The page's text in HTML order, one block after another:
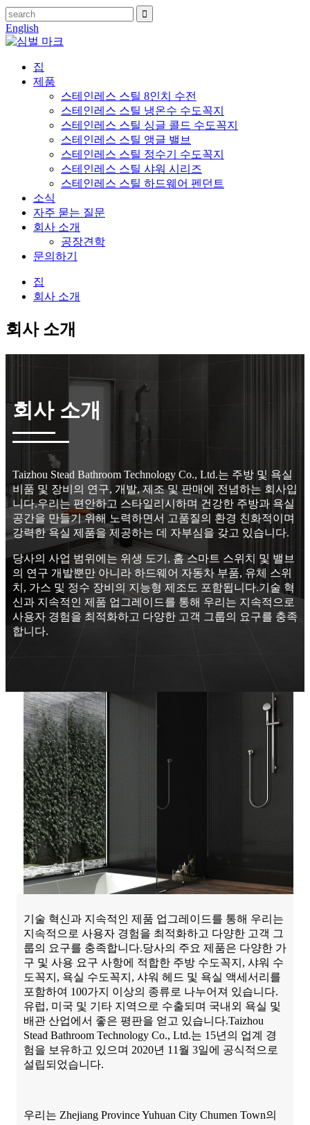
English
집
제품
스테인레스 스틸 8인치 수전
스테인레스 스틸 냉온수 수도꼭지
스테인레스 스틸 싱글 콜드 수도꼭지
스테인레스 스틸 앵글 밸브
스테인레스 스틸 정수기 수도꼭지
스테인레스 스틸 샤워 시리즈
스테인레스 스틸 하드웨어 펜던트
소식
자주 묻는 질문
회사 소개
공장견학
문의하기
집
회사 소개
회사 소개
회사 소개
Taizhou Stead Bathroom Technology Co., Ltd.는 주방 및 욕실
비품 및 장비의 연구, 개발, 제조 및 판매에 전념하는 회사입
니다.우리는 편안하고 스타일리시하며 건강한 주방과 욕실
공간을 만들기 위해 노력하면서 고품질의 환경 친화적이며
강력한 욕실 제품을 제공하는 데 자부심을 갖고 있습니다.
당사의 사업 범위에는 위생 도기, 홈 스마트 스위치 및 밸브
의 연구 개발뿐만 아니라 하드웨어 자동차 부품, 유체 스위
치, 가스 및 정수 장비의 지능형 제조도 포함됩니다.기술 혁
신과 지속적인 제품 업그레이드를 통해 우리는 지속적으로
사용자 경험을 최적화하고 다양한 고객 그룹의 요구를 충족
합니다.
기술 혁신과 지속적인 제품 업그레이드를 통해 우리는
지속적으로 사용자 경험을 최적화하고 다양한 고객 그
룹의 요구를 충족합니다.당사의 주요 제품은 다양한 가
구 및 사용 요구 사항에 적합한 주방 수도꼭지, 샤워 수
도꼭지, 욕실 수도꼭지, 샤워 헤드 및 욕실 액세서리를
포함하여 100가지 이상의 종류로 나누어져 있습니다.
유럽, 미국 및 기타 지역으로 수출되며 국내외 욕실 및
배관 산업에서 좋은 평판을 얻고 있습니다.Taizhou
Stead Bathroom Technology Co., Ltd.는 15년의 업계 경
험을 보유하고 있으며 2020년 11월 3일에 공식적으로
설립되었습니다.
우리는 Zhejiang Province Yuhuan City Chumen Town의